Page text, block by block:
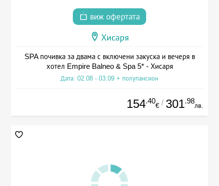
виж офертата
Хисаря
SPA почивка за двама с включени закуска и вечеря в
хотел Empire Balneo & Spa 5* - Хисаря
Дата: 02.08 - 03.09 + полупансион
154.40
€ / 301.98
лв.